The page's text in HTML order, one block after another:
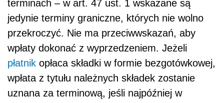
terminach – w art. 47 ust. 1 wskazane są
jedynie terminy graniczne, których nie wolno
przekroczyć. Nie ma przeciwwskazań, aby
wpłaty dokonać z wyprzedzeniem. Jeżeli
płatnik opłaca składki w formie bezgotówkowej,
wpłata z tytułu należnych składek zostanie
uznana za terminową, jeśli najpóźniej w